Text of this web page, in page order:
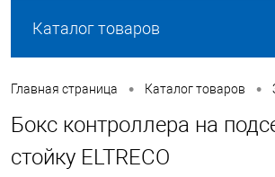
Каталог товаров
Главная страница • Каталог товаров •
Бокс контроллера на
стойку ELTRECO